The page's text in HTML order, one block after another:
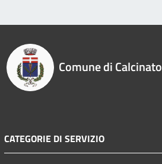
Comune di Calcinato
CATEGORIE DI SERVIZIO